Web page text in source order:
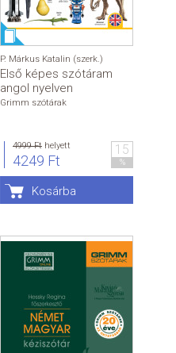
P. Márkus Katalin (szerk.)
Első képes szótáram
angol nyelven
Grimm szótárak
4999 Ft helyett
4249 Ft
15
%
Kosárba